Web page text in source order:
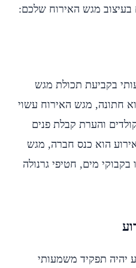
מגש האירוח שלכם:
בקביעת תכולת מגש
חתונה, מגש האירוח עשוי
והערת קבלת פנים
הוא כנס חברה, מגש
מים, חטיפי גרנולה
יהיה תפקיד משמעותי